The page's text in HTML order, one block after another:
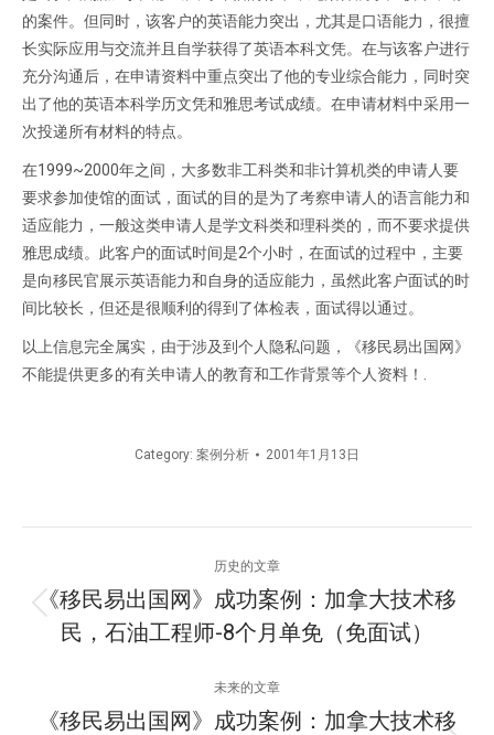
的案件。但同时，该客户的英语能力突出，尤其是口语能力，很擅
长实际应用与交流并且自学获得了英语本科文凭。在与该客户进行
充分沟通后，在申请资料中重点突出了他的专业综合能力，同时突
出了他的英语本科学历文凭和雅思考试成绩。在申请材料中采用一
次投递所有材料的特点。
在1999~2000年之间，大多数非工科类和非计算机类的申请人要
要求参加使馆的面试，面试的目的是为了考察申请人的语言能力和
适应能力，一般这类申请人是学文科类和理科类的，而不要求提供
雅思成绩。此客户的面试时间是2个小时，在面试的过程中，主要
是向移民官展示英语能力和自身的适应能力，虽然此客户面试的时
间比较长，但还是很顺利的得到了体检表，面试得以通过。
以上信息完全属实，由于涉及到个人隐私问题，《移民易出国网》
不能提供更多的有关申请人的教育和工作背景等个人资料！.
Category: 案例分析 2001年1月13日
章
历史的文章
历
史
文
章：
《移民易出国网》成功案例：加拿大技术移
民，石油工程师-8个月单免（免面试）
未来的文章
《移民易出国网》成功案例：加拿大技术移